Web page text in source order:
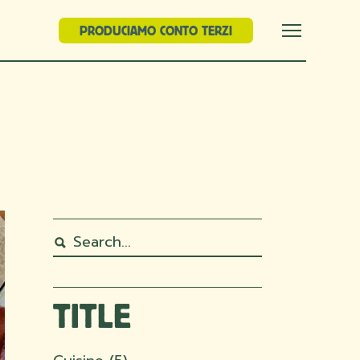
PRODUCIAMO CONTO TERZI
TITLE